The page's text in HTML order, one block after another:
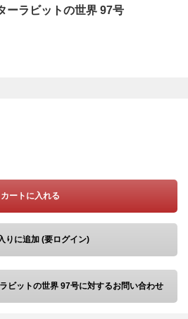
ーラビットの世界 97号
カートに入れる
りに追加 (要ログイン)
ビットの世界 97号に対するお問い合わせ